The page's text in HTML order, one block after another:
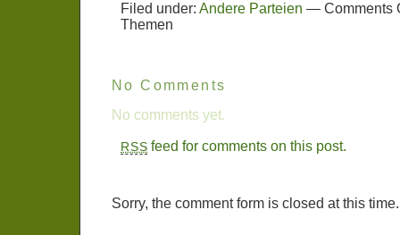
Filed under: Andere Parteien — Comments
Themen
No Comments
No comments yet.
RSS feed for comments on this post.
Sorry, the comment form is closed at this time.